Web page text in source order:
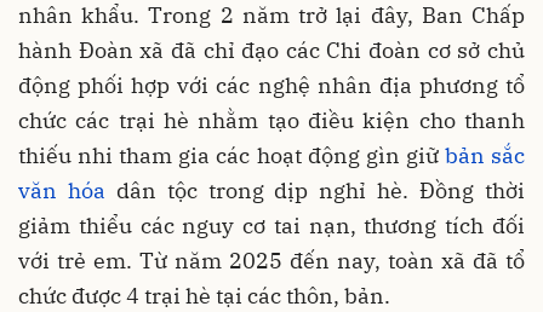
nhân khẩu. Trong 2 năm trở lại đây, Ban Chấp
hành Đoàn xã đã chỉ đạo các Chi đoàn cơ sở chủ
động phối hợp với các nghệ nhân địa phương tổ
chức các trại hè nhằm tạo điều kiện cho thanh
thiếu nhi tham gia các hoạt động gìn giữ bản sắc
văn hóa dân tộc trong dịp nghỉ hè. Đồng thời
giảm thiểu các nguy cơ tai nạn, thương tích đối
với trẻ em. Từ năm 2025 đến nay, toàn xã đã tổ
chức được 4 trại hè tại các thôn, bản.